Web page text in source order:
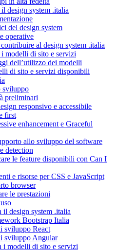
design system .italia
del design system
operative
al design system .italia
modelli di sito e servizi
dell’utilizzo dei modelli
di sito e servizi disponibili
sviluppo
preliminari
responsivo e accessibile
first
enhancement e Graceful
allo sviluppo del software
detection
le feature disponibili con Can I
e risorse per CSS e JavaScript
browser
le prestazioni
il design system .italia
Bootstrap Italia
sviluppo React
sviluppo Angular
i modelli di sito e servizi